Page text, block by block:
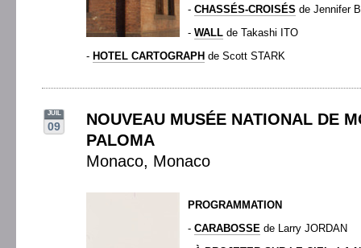
- CHASSÉS-CROISÉS de Jennifer
- WALL de Takashi ITO
- HOTEL CARTOGRAPH de Scott STARK
JUIL
09
NOUVEAU MUSÉE NATIONAL DE
PALOMA
Monaco, Monaco
PROGRAMMATION
- CARABOSSE de Larry JORDAN